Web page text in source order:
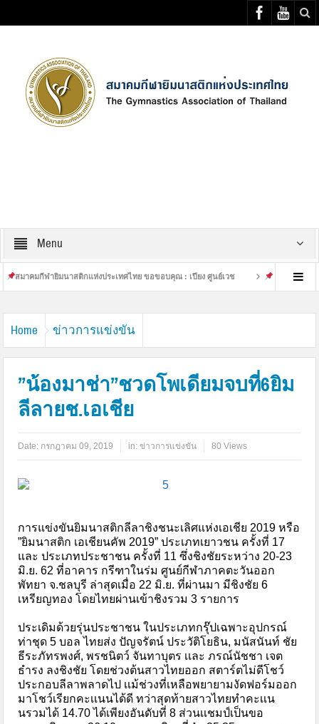
Menu
มกีฬายิมนาสติกแห่งประเทศไทย ขอขอบคุณ : เปียง ศูนย์เวช เสร็จสิ้นการฝึกซ้อม
Home ข่าวการแข่งขัน
”น้องมาช่า”ชวดโพเดียมจบที่6ยิม
ลีลายช.เอเชีย
Date: กรกฎาคม 09, 2019 in:ข่าวการแข่งขัน 80 Views
การแข่งขันยิมนาสติกลีลาชิงชนะเลิศแห่งเอเชีย 2019 หรือ
”ยิมนาสติก เอเชียนคัพ 2019” ประเภทเยาวชน ครั้งที่ 17
และ ประเภทประชาชน ครั้งที่ 11 ซึ่งชิงชัยระหว่าง 20-23
มิ.ย. 62 ที่อาคาร กรีฑาในร่ม ศูนย์กีฬาภาคตะวันออก
พัทยา จ.ชลบุรี ล่าสุดเมื่อ 22 มิ.ย. ที่ผ่านมา มีชิงชัย 6
เหรียญทอง โดยไทยผ่านเข้าชิงรวม 3 รายการ
ประเดิมด้วยรุ่นประชาชน ในประเภทกรุ๊ปเฉพาะอุปกรณ์
ท่าชุด 5 บอล ไทยส่ง ปัญจรัตน์ ประวัติโยธิน, มนัสนันท์ ชัย
ธีระภัทรพงศ์, พรชนิตว์ จันทาบุตร เเละ ภรณ์นัชชา เจต
ธำรง ลงชิงชัย โดยช่วงต้นสาวไทยออก สตาร์ตไม่ดีโชว์
ประกอบลีลาพลาดไป เเม้ช่วงที่เหลือพยายามงัดฟอร์มออก
มาโชว์เรียกคะเเนนได้ดี ทว่าสุดท้ายสาวไทยทำคะเเน
นรวมได้ 14.70 ได้เพียงอันดับที่ 8 ส่วนเเชมป์เป็นขอ